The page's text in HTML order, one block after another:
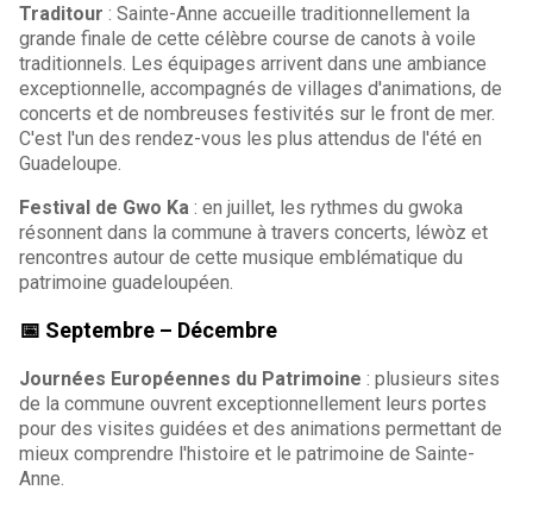
Traditour : Sainte-Anne accueille traditionnellement la
grande finale de cette célèbre course de canots à voile
traditionnels. Les équipages arrivent dans une ambiance
exceptionnelle, accompagnés de villages d'animations, de
concerts et de nombreuses festivités sur le front de mer.
C'est l'un des rendez-vous les plus attendus de l'été en
Guadeloupe.
Festival de Gwo Ka : en juillet, les rythmes du gwoka
résonnent dans la commune à travers concerts, léwòz et
rencontres autour de cette musique emblématique du
patrimoine guadeloupéen.
📅 Septembre – Décembre
Journées Européennes du Patrimoine : plusieurs sites
de la commune ouvrent exceptionnellement leurs portes
pour des visites guidées et des animations permettant de
mieux comprendre l'histoire et le patrimoine de Sainte-
Anne.